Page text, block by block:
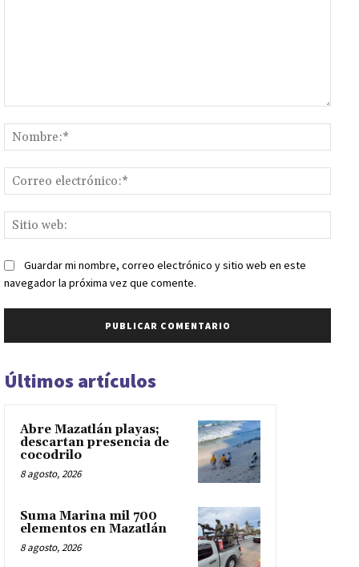
web:
Guardar mi nombre, correo electrónico y sitio web en este
navegador la próxima vez que comente.
Últimos artículos
Abre Mazatlán playas;
descartan presencia de
cocodrilo
8 agosto, 2026
Suma Marina mil 700
elementos en Mazatlán
8 agosto, 2026